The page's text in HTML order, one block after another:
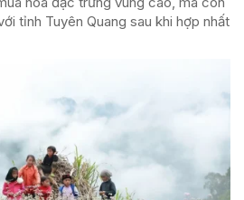
tỉnh Tuyên Quang sau khi hợp nhất